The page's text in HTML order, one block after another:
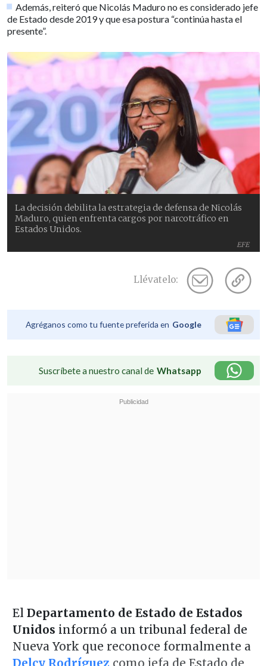
Además, reiteró que Nicolás Maduro no es considerado jefe
de Estado desde 2019 y que esa postura “continúa hasta el
presente”.
EFE
La decisión debilita la estrategia de defensa de Nicolás
Maduro, quien enfrenta cargos por narcotráfico en
Estados Unidos.
Llévatelo:
Agréganos como tu fuente preferida en Google
Suscríbete a nuestro canal de Whatsapp
El Departamento de Estado de Estados
Unidos informó a un tribunal federal de
Nueva York que reconoce formalmente a
Delcy Rodríguez como jefa de Estado de